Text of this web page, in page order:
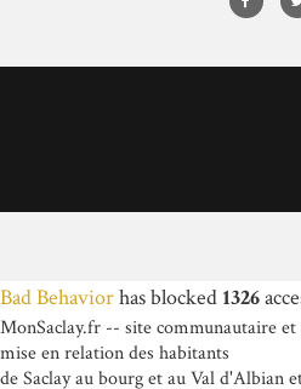
Bad Behaviorhas blocked1326
MonSaclay.fr -- site communautaire
mise en relation des habitants
de Saclay au bourg et au Val d'Albian